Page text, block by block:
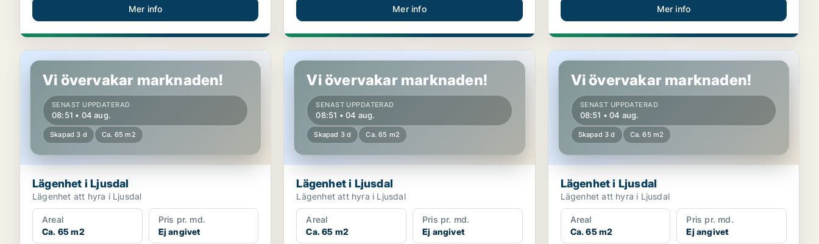
Mer info Mer info Mer info
Lägenhet i Ljusdal
Vi övervakar marknaden!
SENAST UPPDATERAD
08:51 • 04 aug.
Skapad 3 d Ca. 65 m2
Lägenhet i Ljusdal
Lägenhet att hyra i Ljusdal
Areal
Ca. 65 m2
Pris pr. md.
Ej angivet
Lägenhet i Ljusdal
Vi övervakar marknaden!
SENAST UPPDATERAD
08:51 • 04 aug.
Skapad 3 d Ca. 65 m2
Lägenhet i Ljusdal
Lägenhet att hyra i Ljusdal
Areal
Ca. 65 m2
Pris pr. md.
Ej angivet
Lägenhet i Ljusdal
Vi övervakar marknaden!
SENAST UPPDATERAD
08:51 • 04 aug.
Skapad 3 d Ca. 65 m2
Lägenhet i Ljusdal
Lägenhet att hyra i Ljusdal
Areal
Ca. 65 m2
Pris pr. md.
Ej angivet